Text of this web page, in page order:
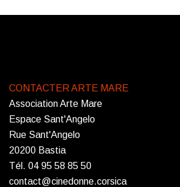
CONTACTER ARTE MARE
Association Arte Mare
Espace Sant'Angelo
Rue Sant'Angelo
20200 Bastia
Tél. 04 95 58 85 50
contact@cinedonne.corsica